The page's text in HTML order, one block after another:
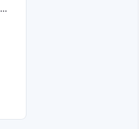
Phi Kiếm Trừ Thiên Ma